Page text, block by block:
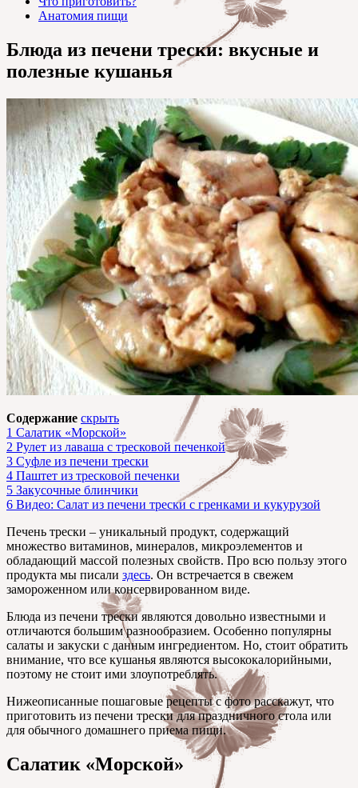
Анатомия пищи
Блюда из печени трески: вкусные и
полезные кушанья
Содержание скрыть
1 Салатик «Морской»
2 Рулет из лаваша с тресковой печенкой
3 Суфле из печени трески
4 Паштет из тресковой печенки
5 Закусочные блинчики
6 Видео: Салат из печени трески с гренками и кукурузой
Печень трески – уникальный продукт, содержащий
множество витаминов, минералов, микроэлементов и
обладающий массой полезных свойств. Про всю пользу этого
продукта мы писали здесь. Он встречается в свежем
замороженном или консервированном виде.
Блюда из печени трески являются довольно известными и
отличаются большим разнообразием. Особенно популярны
салаты и закуски с данным ингредиентом. Но, стоит обратить
внимание, что все кушанья являются высококалорийными,
поэтому не стоит ими злоупотреблять.
Нижеописанные пошаговые рецепты с фото расскажут, что
приготовить из печени трески для праздничного стола или
для обычного домашнего приема пищи.
Салатик «Морской»